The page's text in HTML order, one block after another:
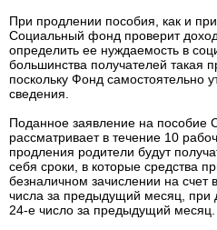
При продлении пособия, как и
Социальный фонд проверит
определить ее нуждаемость в
большинства получателей такая
поскольку Фонд самостоятельно
сведения.
Поданное заявление на пособие
рассматривает в течение 10
продления родители будут
себя сроки, в которые средства
безналичном зачислении на счет
числа за предыдущий месяц, при
24-е число за предыдущий месяц.